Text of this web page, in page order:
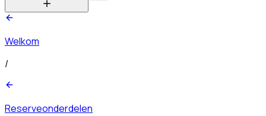
Welkom
/
Reserveonderdelen